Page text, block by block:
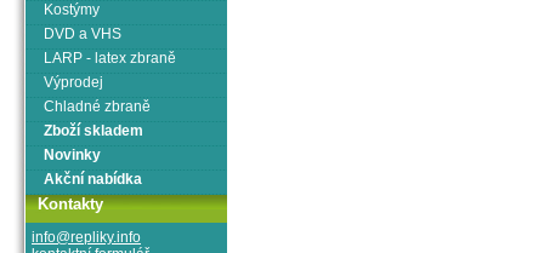
Kostýmy
DVD a VHS
LARP - latex zbraně
Výprodej
Chladné zbraně
Zboží skladem
Novinky
Akční nabídka
Kontakty
info@repliky.info